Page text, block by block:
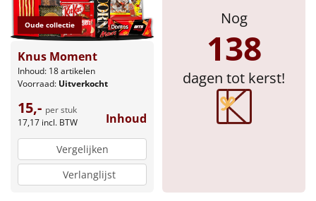
Oude collectie
Knus Moment
Inhoud: 18 artikelen
Voorraad: Uitverkocht
15,- per stuk
17,17 incl. BTW Inhoud
Vergelijken
Verlanglijst
Nog
138
dagen tot kerst!